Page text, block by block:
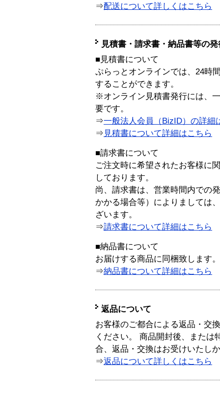
⇒配送について詳しくはこちら
見積書・請求書・納品書等の
■見積書について
ぷらっとオンラインでは、24時
することができます。
※オンライン見積書発行には、
要です。
⇒一般法人会員（BizID）の詳細
⇒ 見積書について詳細はこちら
■請求書について
ご注文時に希望されたお客様に
しております。
尚、請求書は、営業時間内での
かかる場合等）によりましては
ざいます。
⇒請求書について詳細はこちら
■納品書について
お届けする商品に同梱致します。
⇒納品書について詳細はこちら
返品について
お客様のご都合による返品・交
ください。 商品開封後、または
合、返品・交換はお受けいたし
⇒返品について詳しくはこちら